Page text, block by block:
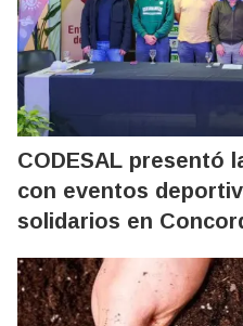
CODESAL presentó
con eventos
solidarios en